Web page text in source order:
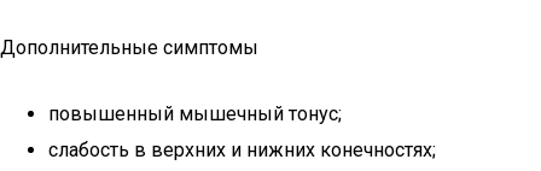
Дополнительные симптомы
повышенный мышечный тонус;
слабость в верхних и нижних конечностях;